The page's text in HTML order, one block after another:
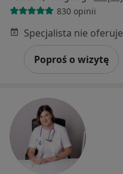
830 opinii
Poproś o wizytę